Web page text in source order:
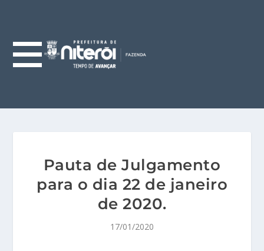
Pauta de Julgamento
para o dia 22 de janeiro
de 2020.
17/01/2020